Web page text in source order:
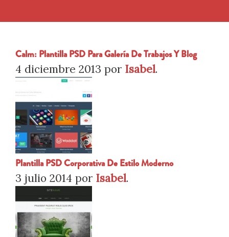
Calm: Plantilla PSD Para Galería De Trabajos Y Blog
4 diciembre 2013 por Isabel.
Plantilla PSD Corporativa De Estilo Moderno
3 julio 2014 por Isabel.